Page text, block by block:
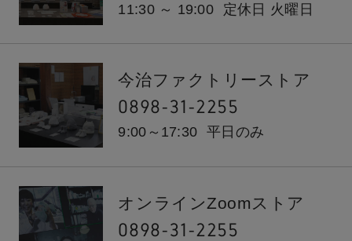
11:30 ～ 19:00 定休日 火曜日
今治ファクトリーストア
0898-31-2255
9:00～17:30 平日のみ
オンラインZoomストア
0898-31-2255